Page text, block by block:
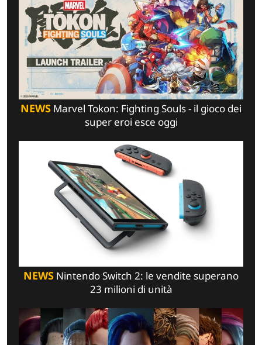
NEWS Marvel Tokon: Fighting Souls - il gioco dei
super eroi esce oggi
NEWS Nintendo Switch 2: le vendite superano
23 milioni di unità